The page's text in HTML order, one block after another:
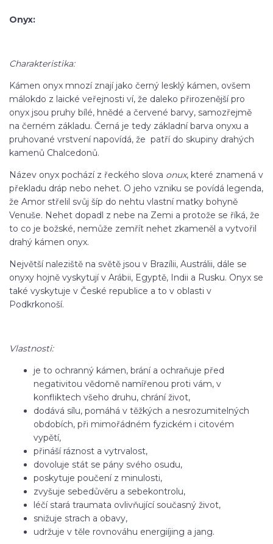
Onyx:
Charakteristika:
Kámen onyx mnozí znají jako černý lesklý kámen, ovšem
málokdo z laické veřejnosti ví, že daleko přirozenější pro
onyx jsou pruhy bílé, hnědé a červené barvy, samozřejmě
na černém základu. Černá je tedy základní barva onyxu a
pruhované vrstvení napovídá, že patří do skupiny drahých
kamenů Chalcedonů.
Název onyx pochází z řeckého slova onux, které znamená v
překladu dráp nebo nehet. O jeho vzniku se povídá legenda,
že Amor střelil svůj šíp do nehtu vlastní matky bohyně
Venuše. Nehet dopadl z nebe na Zemi a protože se říká, že
to co je božské, nemůže zemřít nehet zkameněl a vytvořil
drahý kámen onyx.
Největší naleziště na světě jsou v Brazílii, Austrálii, dále se
onyxy hojně vyskytují v Arábii, Egyptě, Indii a Rusku. Onyx se
také vyskytuje v České republice a to v oblasti v
Podkrkonoší.
Vlastnosti:
je to ochranný kámen, brání a ochraňuje před
negativitou vědomě namířenou proti vám, v
konfliktech všeho druhu, chrání život,
dodává sílu, pomáhá v těžkých a nesrozumitelných
obdobích, při mimořádném fyzickém i citovém
vypětí,
přináší ráznost a vytrvalost,
dovoluje stát se pány svého osudu,
poskytuje poučení z minulosti,
zvyšuje sebedůvěru a sebekontrolu,
léčí stará traumata ovlivňující současný život,
snižuje strach a obavy,
udržuje v těle rovnováhu energiíjing a jang.